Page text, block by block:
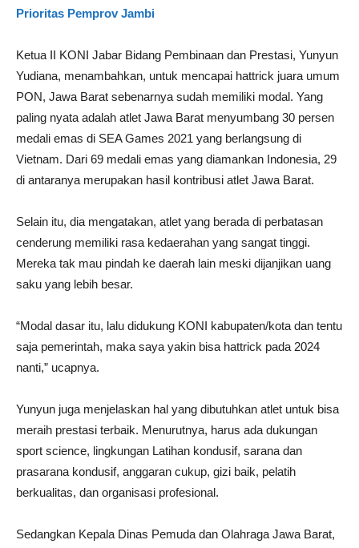
Prioritas Pemprov Jambi
Ketua II KONI Jabar Bidang Pembinaan dan Prestasi, Yunyun
Yudiana, menambahkan, untuk mencapai hattrick juara umum
PON, Jawa Barat sebenarnya sudah memiliki modal. Yang
paling nyata adalah atlet Jawa Barat menyumbang 30 persen
medali emas di SEA Games 2021 yang berlangsung di
Vietnam. Dari 69 medali emas yang diamankan Indonesia, 29
di antaranya merupakan hasil kontribusi atlet Jawa Barat.
Selain itu, dia mengatakan, atlet yang berada di perbatasan
cenderung memiliki rasa kedaerahan yang sangat tinggi.
Mereka tak mau pindah ke daerah lain meski dijanjikan uang
saku yang lebih besar.
“Modal dasar itu, lalu didukung KONI kabupaten/kota dan tentu
saja pemerintah, maka saya yakin bisa hattrick pada 2024
nanti,” ucapnya.
Yunyun juga menjelaskan hal yang dibutuhkan atlet untuk bisa
meraih prestasi terbaik. Menurutnya, harus ada dukungan
sport science, lingkungan Latihan kondusif, sarana dan
prasarana kondusif, anggaran cukup, gizi baik, pelatih
berkualitas, dan organisasi profesional.
Sedangkan Kepala Dinas Pemuda dan Olahraga Jawa Barat,